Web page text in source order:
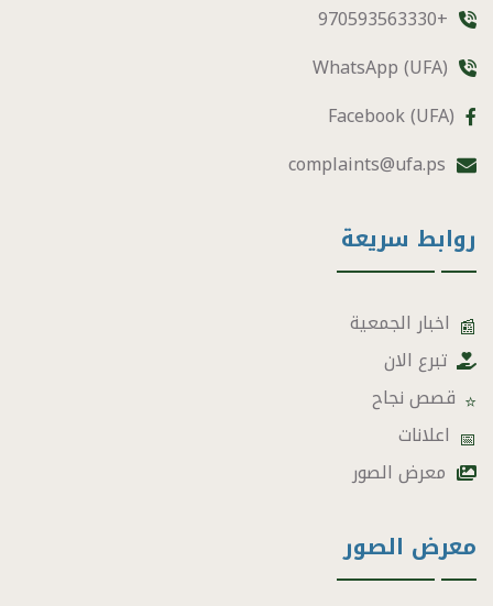
+970593563330
WhatsApp (UFA)
Facebook (UFA)
complaints@ufa.ps
روابط سريعة
📰 اخبار الجمعية
تبرع الان
⭐ قصص نجاح
📅 اعلانات
معرض الصور
معرض الصور